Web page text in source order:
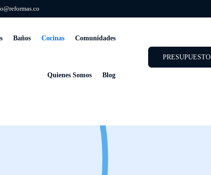
Baños Cocinas Comunidades
Quienes Somos Blog
PRESUPUESTO